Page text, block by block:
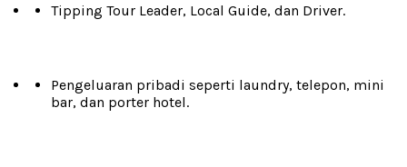
Tipping Tour Leader, Local Guide, dan Driver.
Pengeluaran pribadi seperti laundry, telepon, mini
bar, dan porter hotel.